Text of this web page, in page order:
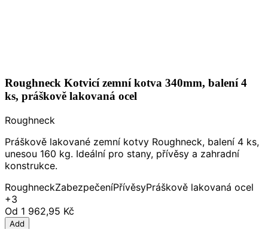
Roughneck Kotvicí zemní kotva 340mm, balení 4
ks, práškově lakovaná ocel
Roughneck
Práškově lakované zemní kotvy Roughneck, balení 4 ks,
unesou 160 kg. Ideální pro stany, přívěsy a zahradní
konstrukce.
RoughneckZabezpečeníPřívěsyPráškově lakovaná ocel
+3
Od 1 962,95 Kč
Add